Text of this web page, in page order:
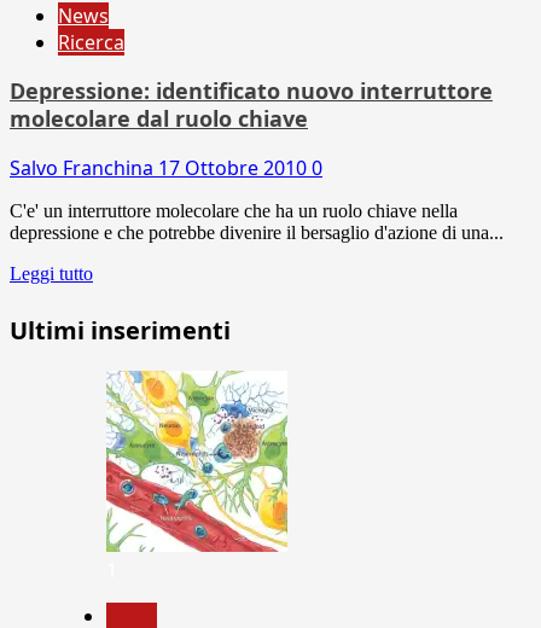
News
Ricerca
Depressione: identificato nuovo interruttore
molecolare dal ruolo chiave
Salvo Franchina 17 Ottobre 20100
C'e' un interruttore molecolare che ha un ruolo chiave nella
depressione e che potrebbe divenire il bersaglio d'azione di una...
Leggi tutto
Ultimi inserimenti